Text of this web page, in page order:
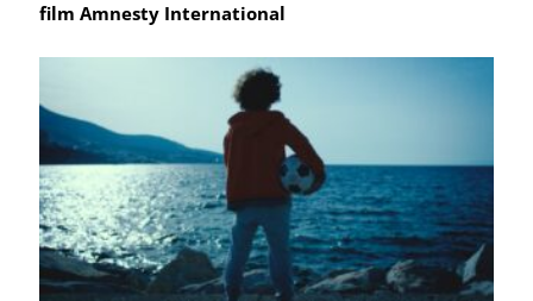
film Amnesty International